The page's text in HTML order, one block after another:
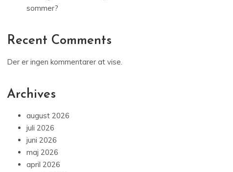
sommer?
Recent Comments
Der er ingen kommentarer at vise.
Archives
august 2026
juli 2026
juni 2026
maj 2026
april 2026